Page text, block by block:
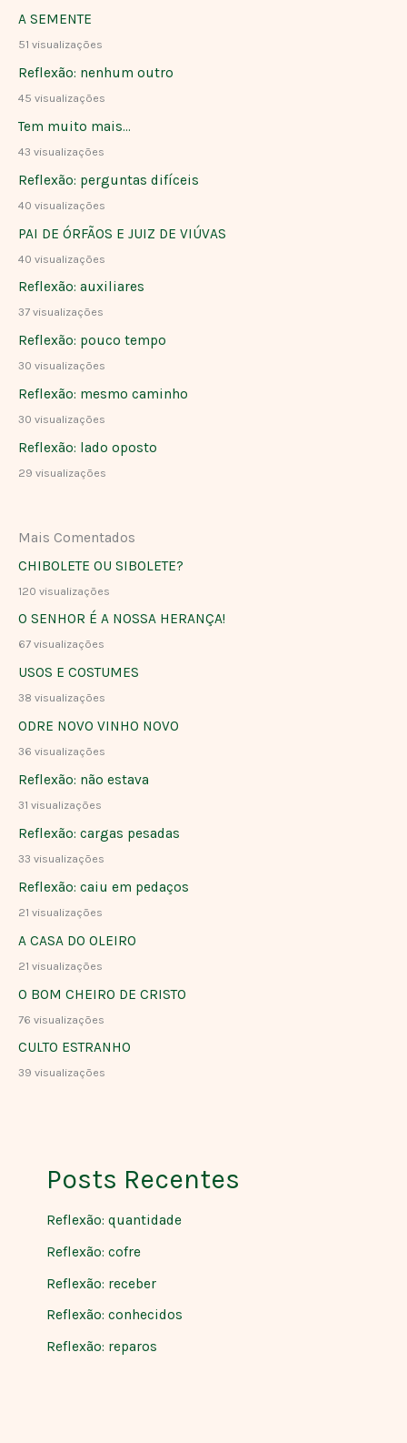
A SEMENTE
51 visualizações
Reflexão: nenhum outro
45 visualizações
Tem muito mais…
43 visualizações
Reflexão: perguntas difíceis
40 visualizações
PAI DE ÓRFÃOS E JUIZ DE VIÚVAS
40 visualizações
Reflexão: auxiliares
37 visualizações
Reflexão: pouco tempo
30 visualizações
Reflexão: mesmo caminho
30 visualizações
Reflexão: lado oposto
29 visualizações
Mais Comentados
CHIBOLETE OU SIBOLETE?
120 visualizações
O SENHOR É A NOSSA HERANÇA!
67 visualizações
USOS E COSTUMES
38 visualizações
ODRE NOVO VINHO NOVO
36 visualizações
Reflexão: não estava
31 visualizações
Reflexão: cargas pesadas
33 visualizações
Reflexão: caiu em pedaços
21 visualizações
A CASA DO OLEIRO
21 visualizações
O BOM CHEIRO DE CRISTO
76 visualizações
CULTO ESTRANHO
39 visualizações
Posts Recentes
Reflexão: quantidade
Reflexão: cofre
Reflexão: receber
Reflexão: conhecidos
Reflexão: reparos